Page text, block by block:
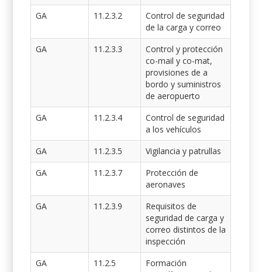
GA
11.2.3.2
Control de seguridad
de la carga y correo
GA
11.2.3.3
Control y protección
co-mail y co-mat,
provisiones de a
bordo y suministros
de aeropuerto
GA
11.2.3.4
Control de seguridad
a los vehículos
GA
11.2.3.5
Vigilancia y patrullas
GA
11.2.3.7
Protección de
aeronaves
GA
11.2.3.9
Requisitos de
seguridad de carga y
correo distintos de la
inspección
GA
11.2.5
Formación